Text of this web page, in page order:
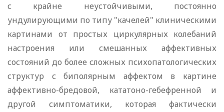
с крайне неустойчивыми, постоянно
ундулирующими по типу "качелей" клиническими
картинами от простых циркулярных колебаний
настроения или смешанных аффективных
состояний до более сложных психопатологических
структур с биполярным аффектом в картине
аффективно-бредовой, кататоно-гебефренной и
другой симптоматики, которая фактически